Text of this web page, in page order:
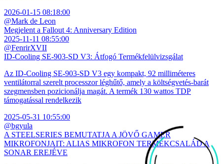
2026-01-15 08:18:00
@Mark de Leon
Megjelent a Fallout 4: Anniversary Edition
2025-11-11 08:55:00
@FenrirXVII
ID-Cooling SE-903-SD V3: Átfogó Termékfelülvizsgálat
Az ID-Cooling SE-903-SD V3 egy kompakt, 92 milliméteres
ventilátorral szerelt processzor léghűtő, amely a költségvetés-barát
szegmensben pozicionálja magát. A termék 130 wattos TDP
támogatással rendelkezik
2025-05-31 10:55:00
@bgyula
A STEELSERIES BEMUTATJA A JÖVŐ GAMER
MIKROFONJAIT: ALIAS MIKROFON TERMÉKCSALÁD A
SONAR EREJÉVE